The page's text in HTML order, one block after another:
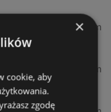
50,37 km
Szczecin
53,27 km
×
cookie, aby
zgodę